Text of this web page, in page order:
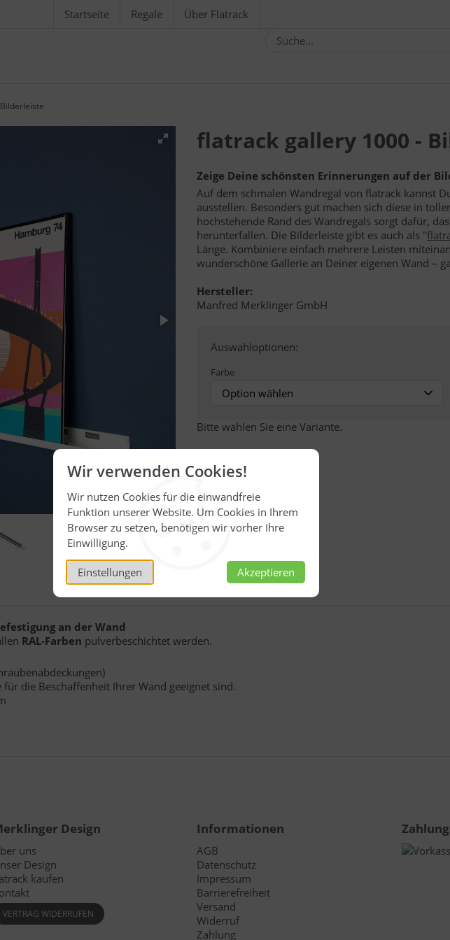
Wir verwenden Cookies!
Wir nutzen Cookies für die einwandfreie
Funktion unserer Website. Um Cookies in Ihrem
Browser zu setzen, benötigen wir vorher Ihre
Einwilligung.
Einstellungen Akzeptieren
Startseite Regale Über Flatrack
flatrack gallery 1000 -
Zeige Deine schönsten Erinnerungen auf der
Auf dem schmalen Wandregal von flatrack kannst
ausstellen. Besonders gut machen sich diese in
hochstehende Rand des Wandregals sorgt dafür,
herunterfallen. Die Bilderleiste gibt es auch als "
Länge. Kombiniere einfach mehrere Leisten
wunderschöne Gallerie an Deiner eigenen Wand –
Hersteller:
Manfred Merklinger GmbH
Auswahloptionen:
Farbe
Bitte wählen Sie eine Variante.
an der Wand
RAL-Farben pulverbeschichtet werden.
die Beschaffenheit Ihrer Wand geeignet sind.
Design
uns
Design
kaufen
VERTRAG WIDERRUFEN
Informationen
AGB
Datenschutz
Impressum
Barrierefreiheit
Versand
Widerruf
Zahlung